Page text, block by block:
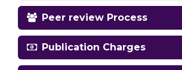
Peer review Process
Publication Charges